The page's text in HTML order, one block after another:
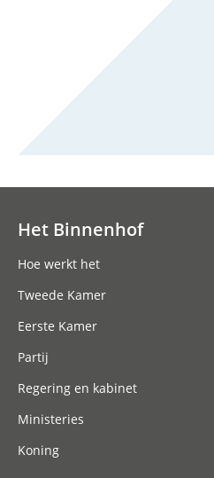
Het Binnenhof
Hoe werkt het
Tweede Kamer
Eerste Kamer
Partij
Regering en kabinet
Ministeries
Koning